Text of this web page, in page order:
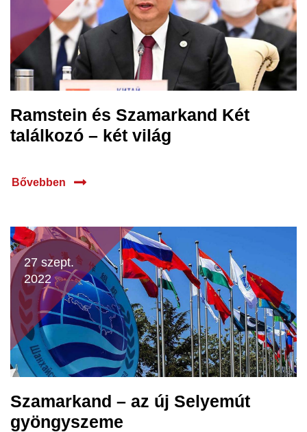
Ramstein és Szamarkand Két
találkozó – két világ
Bővebben
27 szept.
2022
Szamarkand – az új Selyemút
gyöngyszeme